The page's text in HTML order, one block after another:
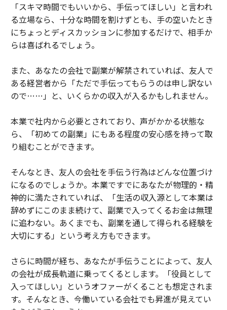
「スキマ時間でもいいから、手伝ってほしい」と言われ
る立場なら、十分な時間を割けずとも、手の空いたとき
にちょっとディスカッションに参加するだけで、相手か
らは喜ばれるでしょう。
また、あなたの会社で副業が解禁されていれば、友人で
ある経営者から「ただで手伝ってもらうのは申し訳ない
ので……」と、いくらかの収入が入るかもしれません。
本業で社内から必要とされており、声がかかる状態な
ら、「初めての副業」にもある程度の安心感を持って取
り組むことができます。
そんなとき、友人の会社を手伝う行為はどんな位置づけ
になるのでしょうか。本業ですでにあなたが物理的・精
神的に満たされていれば、「生活の収入源として本業は
辞めずにこのまま続けて、副業で入ってくるお金は無理
に追わない。あくまでも、副業を通して得られる経験を
大切にする」という考え方もできます。
さらに時間が経ち、あなたが手伝うことによって、友人
の会社が成長軌道に乗ってくるとします。「役員として
入ってほしい」というオファーがくることも想定されま
す。そんなとき、今働いている会社でも昇進が見えてい